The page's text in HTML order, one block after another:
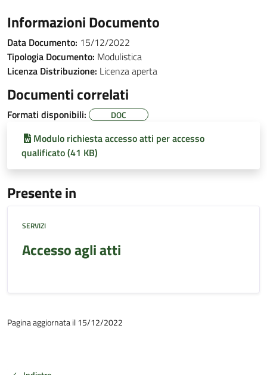
Informazioni Documento
Data Documento: 15/12/2022
Tipologia Documento: Modulistica
Licenza Distribuzione: Licenza aperta
Documenti correlati
Formati disponibili: DOC
Modulo richiesta accesso atti per accesso
qualificato (41 KB)
Presente in
SERVIZI
Accesso agli atti
Pagina aggiornata il 15/12/2022